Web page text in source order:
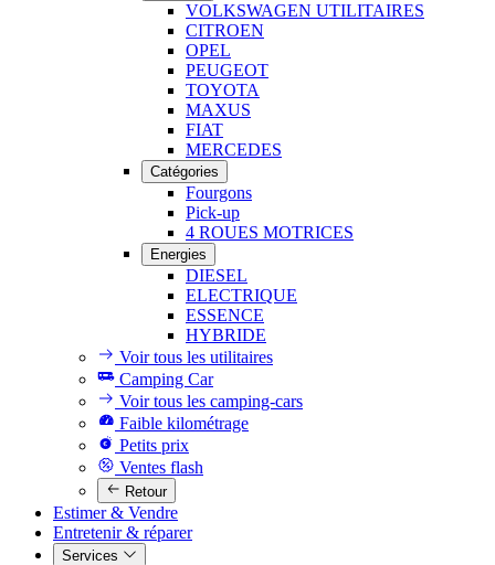
VOLKSWAGEN UTILITAIRES
CITROEN
OPEL
PEUGEOT
TOYOTA
MAXUS
FIAT
MERCEDES
Catégories
Fourgons
Pick-up
4 ROUES MOTRICES
Energies
DIESEL
ELECTRIQUE
ESSENCE
HYBRIDE
Voir tous les utilitaires
Camping Car
Voir tous les camping-cars
Faible kilométrage
Petits prix
Ventes flash
Retour
Estimer & Vendre
Entretenir & réparer
Services